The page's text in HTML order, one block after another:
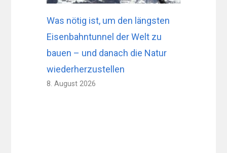
Was nötig ist, um den längsten
Eisenbahntunnel der Welt zu
bauen – und danach die Natur
wiederherzustellen
8. August 2026